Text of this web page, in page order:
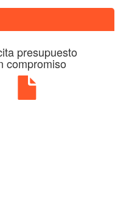
presupuesto
compromiso